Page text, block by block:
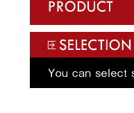
2017/09/08
METALEX VIETNAM